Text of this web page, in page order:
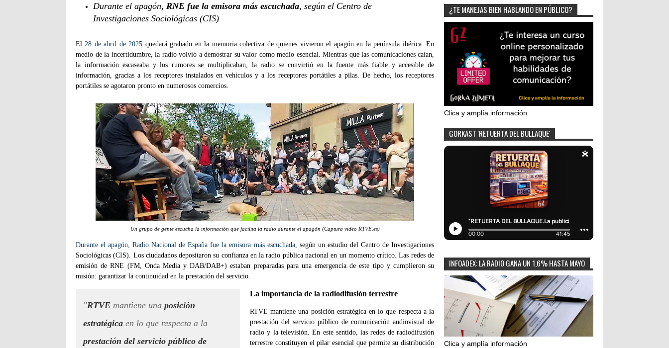
Durante el apagón, RNE fue la emisora más escuchada, según el Centro de
Investigaciones Sociológicas (CIS)
El 28 de abril de 2025 quedará grabado en la memoria colectiva de quienes vivieron el apagón en la península ibérica. En
medio de la incertidumbre, la radio volvió a demostrar su valor como medio esencial. Mientras que las comunicaciones caían,
la información escaseaba y los rumores se multiplicaban, la radio se convirtió en la fuente más fiable y accesible de
información, gracias a los receptores instalados en vehículos y a los receptores portátiles a pilas. De hecho, los receptores
portátiles se agotaron pronto en numerosos comercios.
Un grupo de gente escucha la información que facilita la radio durante el apagón (Captura video RTVE.es)
Durante el apagón, Radio Nacional de España fue la emisora más escuchada, según un estudio del Centro de Investigaciones
Sociológicas (CIS). Los ciudadanos depositaron su confianza en la radio pública nacional en un momento crítico. Las redes de
emisión de RNE (FM, Onda Media y DAB/DAB+) estaban preparadas para una emergencia de este tipo y cumplieron su
misión: garantizar la continuidad en la prestación del servicio.
"RTVE mantiene una posición
estratégica en lo que respecta a la
prestación del servicio público de
La importancia de la radiodifusión terrestre
RTVE mantiene una posición estratégica en lo que respecta a la
prestación del servicio público de comunicación audiovisual de
radio y la televisión. En este sentido, las redes de radiodifusión
terrestre constituyen el pilar esencial que permite su distribución
¿TE MANEJAS BIEN HABLANDO EN PÚBLICO?
Clica y amplía información
GORKAST 'RETUERTA DEL BULLAQUE'
INFOADEX: LA RADIO GANA UN 1,6% HASTA MAYO
Clica y amplía información